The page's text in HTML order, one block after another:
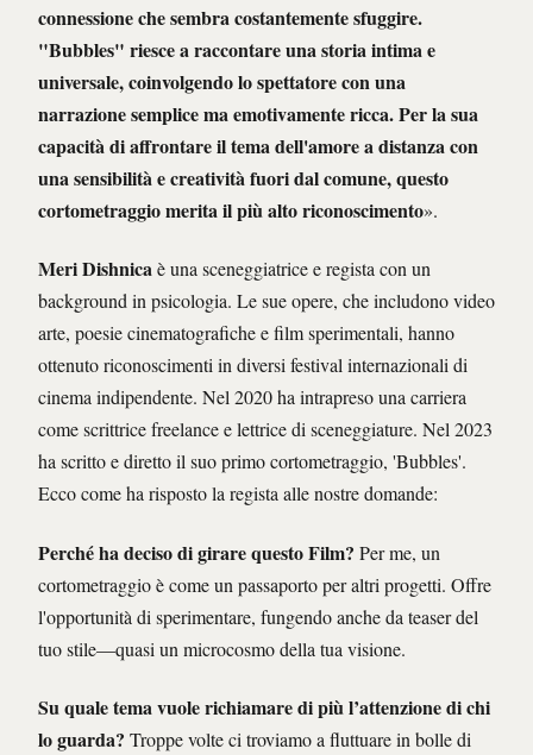
connessione che sembra costantemente sfuggire.
"Bubbles" riesce a raccontare una storia intima e
universale, coinvolgendo lo spettatore con una
narrazione semplice ma emotivamente ricca. Per la sua
capacità di affrontare il tema dell'amore a distanza con
una sensibilità e creatività fuori dal comune, questo
cortometraggio merita il più alto riconoscimento».
Meri Dishnicaè una sceneggiatrice e regista con un
background in psicologia. Le sue opere, che includono video
arte, poesie cinematografiche e film sperimentali, hanno
ottenuto riconoscimenti in diversi festival internazionali di
cinema indipendente. Nel 2020 ha intrapreso una carriera
come scrittrice freelance e lettrice di sceneggiature. Nel 2023
ha scritto e diretto il suo primo cortometraggio, 'Bubbles'.
Ecco come ha risposto la regista alle nostre domande:
Perché ha deciso di girare questo Film? Per me, un
cortometraggio è come un passaporto per altri progetti. Offre
l'opportunità di sperimentare, fungendo anche da teaser del
tuo stile—quasi un microcosmo della tua visione.
Su quale tema vuole richiamare di più l’attenzione di chi
lo guarda? Troppe volte ci troviamo a fluttuare in bolle di